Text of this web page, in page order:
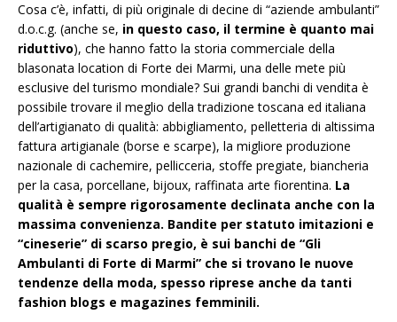
Cosa c’è, infatti, di più originale di decine di “aziende ambulanti”
d.o.c.g. (anche se, in questo caso, il termine è quanto mai
riduttivo), che hanno fatto la storia commerciale della
blasonata location di Forte dei Marmi, una delle mete più
esclusive del turismo mondiale? Sui grandi banchi di vendita è
possibile trovare il meglio della tradizione toscana ed italiana
dell’artigianato di qualità: abbigliamento, pelletteria di altissima
fattura artigianale (borse e scarpe), la migliore produzione
nazionale di cachemire, pellicceria, stoffe pregiate, biancheria
per la casa, porcellane, bijoux, raffinata arte fiorentina. La
qualità è sempre rigorosamente declinata anche con la
massima convenienza. Bandite per statuto imitazioni e
“cineserie” di scarso pregio, è sui banchi de “Gli
Ambulanti di Forte di Marmi” che si trovano le nuove
tendenze della moda, spesso riprese anche da tanti
fashion blogs e magazines femminili.